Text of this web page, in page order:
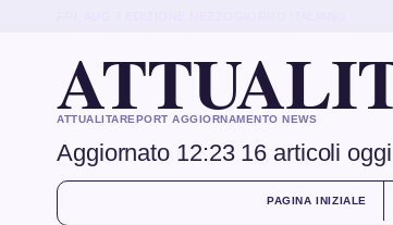
ATTUALITAREPORT AGGIORNAMENTO NEWS
Aggiornato 12:23 16 articoli oggi
PAGINA INIZIALE